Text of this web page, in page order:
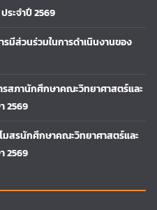
ระจำปี 2569
มีส่วนร่วมในการดำเนินงานของ
สภานักศึกษาคณะวิทยาศาสตร์และ
2569
สรนักศึกษาคณะวิทยาศาสตร์และ
2569